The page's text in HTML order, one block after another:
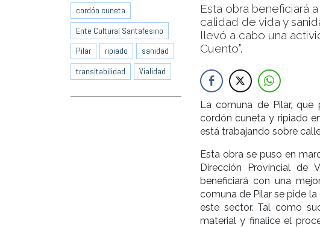
cordón cuneta
Ente Cultural Santafesino
Pilar
ripiado
sanidad
transitabilidad
Vialidad
Esta obra beneficiará
calidad de vida y
llevó a cabo una
Cuento”.
La comuna de Pilar, que
cordón cuneta y ripiado
está trabajando sobre
Esta obra se puso en
Dirección Provincial
beneficiará con una
comuna de Pilar se pide
este sector. Tal como
material y finalice el